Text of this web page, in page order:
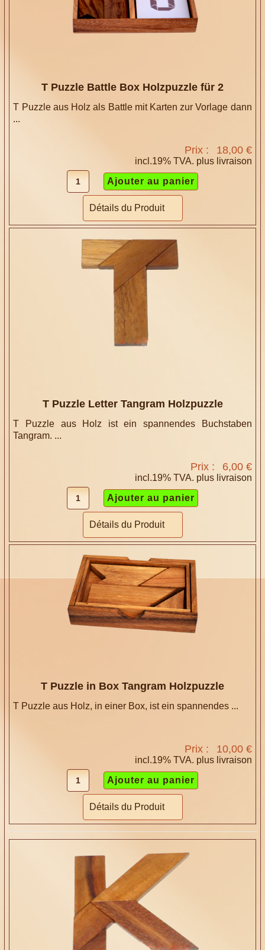
T Puzzle Battle Box Holzpuzzle für 2
T Puzzle aus Holz als Battle mit Karten zur Vorlage dann
...
Prix : 18,00 €
incl.19% TVA. plus livraison
Détails du Produit
T Puzzle Letter Tangram Holzpuzzle
T Puzzle aus Holz ist ein spannendes Buchstaben
Tangram. ...
Prix : 6,00 €
incl.19% TVA. plus livraison
Détails du Produit
T Puzzle in Box Tangram Holzpuzzle
T Puzzle aus Holz, in einer Box, ist ein spannendes ...
Prix : 10,00 €
incl.19% TVA. plus livraison
Détails du Produit